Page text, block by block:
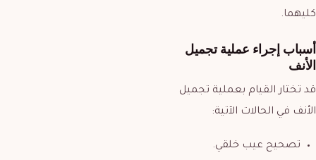
كليهما.
أسباب إجراء عملية تجميل
الأنف
قد تختار القيام بعملية تجميل
الأنف في الحالات الآتية:
تصحيح عيب خلقي.